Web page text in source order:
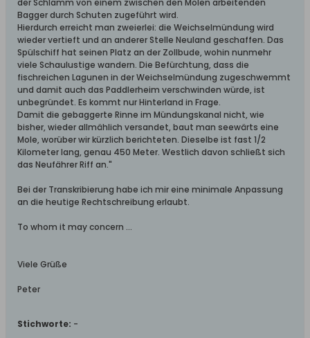
der Schlamm von einem zwischen den Molen arbeitenden
Bagger durch Schuten zugeführt wird.
Hierdurch erreicht man zweierlei: die Weichselmündung wird
wieder vertieft und an anderer Stelle Neuland geschaffen. Das
Spülschiff hat seinen Platz an der Zollbude, wohin nunmehr
viele Schaulustige wandern. Die Befürchtung, dass die
fischreichen Lagunen in der Weichselmündung zugeschwemmt
und damit auch das Paddlerheim verschwinden würde, ist
unbegründet. Es kommt nur Hinterland in Frage.
Damit die gebaggerte Rinne im Mündungskanal nicht, wie
bisher, wieder allmählich versandet, baut man seewärts eine
Mole, worüber wir kürzlich berichteten. Dieselbe ist fast 1/2
Kilometer lang, genau 450 Meter. Westlich davon schließt sich
das Neufährer Riff an."
Bei der Transkribierung habe ich mir eine minimale Anpassung
an die heutige Rechtschreibung erlaubt.
To whom it may concern ...
Viele Grüße
Peter
Stichworte: -